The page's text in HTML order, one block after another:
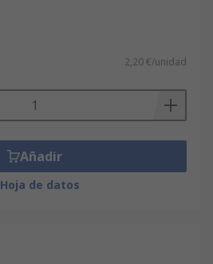
2,20 €/unidad
Añadir
Hoja de datos